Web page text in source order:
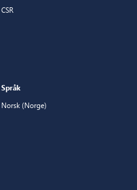
CSR
Språk
Norsk (Norge)